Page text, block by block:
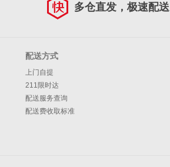
多仓直发，极速配送
配送方式
上门自提
211限时达
配送服务查询
配送费收取标准